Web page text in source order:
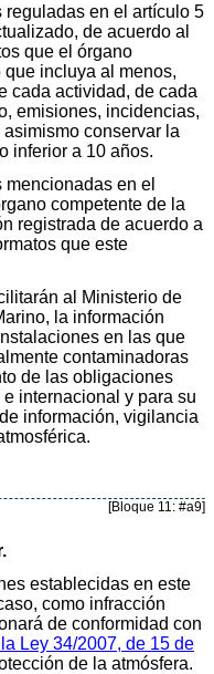
en el artículo 5
de acuerdo al
que el órgano
incluya al menos,
cada actividad, de cada
emisiones, incidencias,
conservar la
inferior a 10 años.
en el
competente de la
registrada de acuerdo a
que este
al Ministerio de
la información
en las que
contaminadoras
de las obligaciones
internacional y para su
información, vigilancia
[Bloque 11: #a9]
establecidas en este
como infracción
de conformidad con
Ley 34/2007, de 15 de
de la atmósfera.